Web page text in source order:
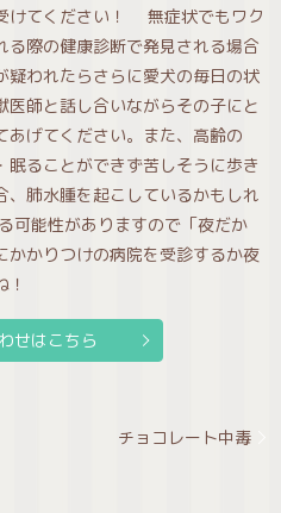
けてください！ 無症状でもワク
際の健康診断で発見される場合
疑われたらさらに愛犬の毎日の状
師と話し合いながらその子にと
あげてください。また、高齢の
眠ることができず苦しそうに歩き
肺水腫を起こしているかもしれ
能性がありますので「夜だか
かかりつけの病院を受診するか夜
せはこちら
チョコレート中毒